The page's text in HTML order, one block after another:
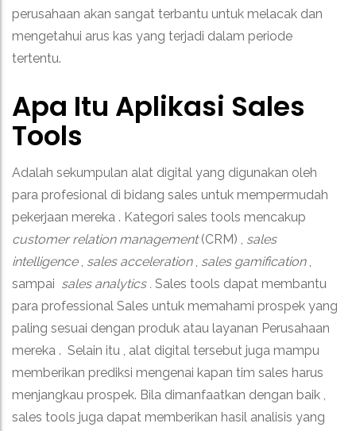
perusahaan akan sangat terbantu untuk melacak dan
mengetahui arus kas yang terjadi dalam periode
tertentu.
Apa Itu Aplikasi Sales
Tools
Adalah sekumpulan alat digital yang digunakan oleh
para profesional di bidang sales untuk mempermudah
pekerjaan mereka . Kategori sales tools mencakup
customer relation management(CRM) , sales
intelligence, sales acceleration, sales gamification,
sampai sales analytics . Sales tools dapat membantu
para professional Sales untuk memahami prospek yang
paling sesuai dengan produk atau layanan Perusahaan
mereka . Selain itu , alat digital tersebut juga mampu
memberikan prediksi mengenai kapan tim sales harus
menjangkau prospek. Bila dimanfaatkan dengan baik ,
sales tools juga dapat memberikan hasil analisis yang